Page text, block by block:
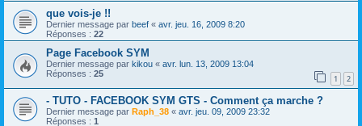
que vois-je !!
Dernier message par beef « avr. jeu. 16, 2009 8:20
Réponses : 22
Page Facebook SYM
Dernier message par kikou « avr. lun. 13, 2009 13:04
Réponses : 25 1 2
- TUTO - FACEBOOK SYM GTS - Comment ça marche ?
Dernier message par Raph_38 « avr. jeu. 09, 2009 23:32
Réponses : 1